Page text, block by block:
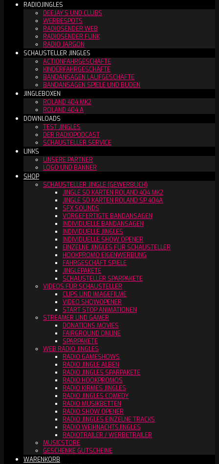
RADIOJINGLES
DEEJAY´S UND CLUBS
WERBESPOTS
RADIOSENDER WEB
RADIOSENDER FUNK
RADIO JARGON
SCHAUSTELLER JINGLES
ACTIONFAHRGESCHÄFTE
KINDERFAHRGESCHÄFTE
BANDANSAGEN LAUFGESCHÄFTE
BANDANSAGEN SPIELE UND BUDEN
JINGLEBOXEN
ROLAND 404 MK2
ROLAND 404 A
DOWNLOADS
TEST JINGLES
DER RADIOPODCAST
SCHAUSTELLER SERVICE
LINKS
UNSERE PARTNER
LOGO UND BANNER
SHOP
SCHAUSTELLER JINGLE (GEWERBLICH)
JINGLE SD KARTEN ROLAND 404 MK2
JINGLE SD KARTEN ROLAND SP 404A
SFX SOUNDS
VORGEFERTIGTE BANDANSAGEN
INDIVIDUELLE BANDANSAGEN
INDIVIDUELLE JINGLES
INDIVIDUELLE SHOW OPENER
EINZELNE JINGLES FÜR SCHAUSTELLER
HOOKPROMO EIGENWERBUNG
FAHRGESCHÄFT SPIELE
JINGLEPAKETE
SCHAUSTELLER SPARPAKETE
VIDEOS FÜR SCHAUSTELLER
CLIPS UND IMAGEFILME
VIDEO SHOWOPENER
START STOP ANIMATIONEN
STREAMER UND GAMER
DONATIONS MOVIES
FAIRGROUND ONLINE
SPARPAKETE
WEB RADIO JINGLES
RADIO GAMESHOWS
RADIO JINGLE ALBEN
RADIO JINGLES SPARPAKETE
RADIO HOOKPROMOS
RADIO KIRMES JINGLES
RADIO JINGLES COMEDY
RADIO MUSIKBETTEN
RADIO SHOW OPENER
RADIO JINGLES EINZELNE TRACKS
RADIO WEIHNACHTSJINGLES
RADIOTRAILER / WERBETRAILER
MUSICSTORE
GESCHENKE GUTSCHEINE
WARENKORB